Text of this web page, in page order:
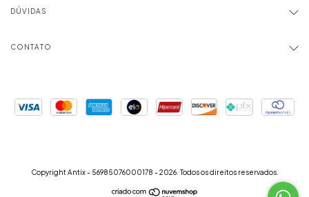
DÚVIDAS
CONTATO
Copyright Antix - 56985076000178 - 2026. Todos os direitos reservados.